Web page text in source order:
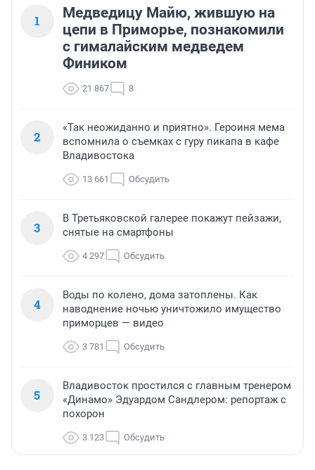
1
Медведицу Майю, жившую на
цепи в Приморье, познакомили
с гималайским медведем
Фиником
21 867 8
2
«Так неожиданно и приятно». Героиня мема
вспомнила о съемках с гуру пикапа в кафе
Владивостока
13 661 Обсудить
3
В Третьяковской галерее покажут пейзажи,
снятые на смартфоны
4 297 Обсудить
4
Воды по колено, дома затоплены. Как
наводнение ночью уничтожило имущество
приморцев — видео
3 781 Обсудить
5
Владивосток простился с главным тренером
«Динамо» Эдуардом Сандлером: репортаж с
похорон
3 123 Обсудить